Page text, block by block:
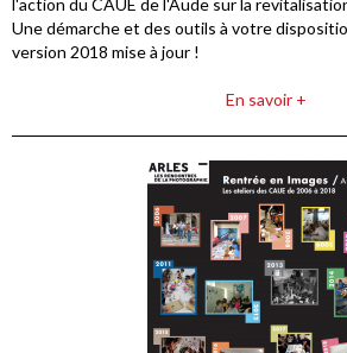
l'action du CAUE de l'Aude sur la
Une démarche et des outils à votre
version 2018 mise à jour !
En savoir +